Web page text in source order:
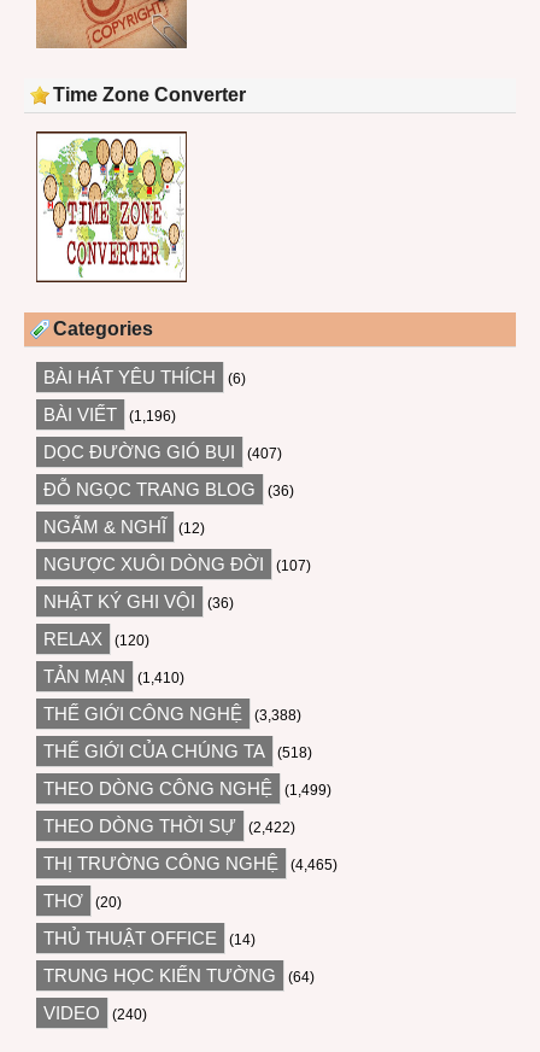
Time Zone Converter
Categories
BÀI HÁT YÊU THÍCH (6)
BÀI VIẾT (1,196)
DỌC ĐƯỜNG GIÓ BỤI (407)
ĐỖ NGỌC TRANG BLOG (36)
NGẪM & NGHĨ (12)
NGƯỢC XUÔI DÒNG ĐỜI (107)
NHẬT KÝ GHI VỘI (36)
RELAX (120)
TẢN MẠN (1,410)
THẾ GIỚI CÔNG NGHỆ (3,388)
THẾ GIỚI CỦA CHÚNG TA (518)
THEO DÒNG CÔNG NGHỆ (1,499)
THEO DÒNG THỜI SỰ (2,422)
THỊ TRƯỜNG CÔNG NGHỆ (4,465)
THƠ (20)
THỦ THUẬT OFFICE (14)
TRUNG HỌC KIẾN TƯỜNG (64)
VIDEO (240)